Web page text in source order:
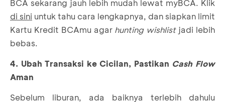
BCA sekarang jauh lebih mudah lewat myBCA. Klik
di sini untuk tahu cara lengkapnya, dan siapkan limit
Kartu Kredit BCAmu agar hunting wishlistjadi lebih
bebas.
4. Ubah Transaksi ke Cicilan, Pastikan Cash Flow
Aman
Sebelum liburan, ada baiknya terlebih dahulu